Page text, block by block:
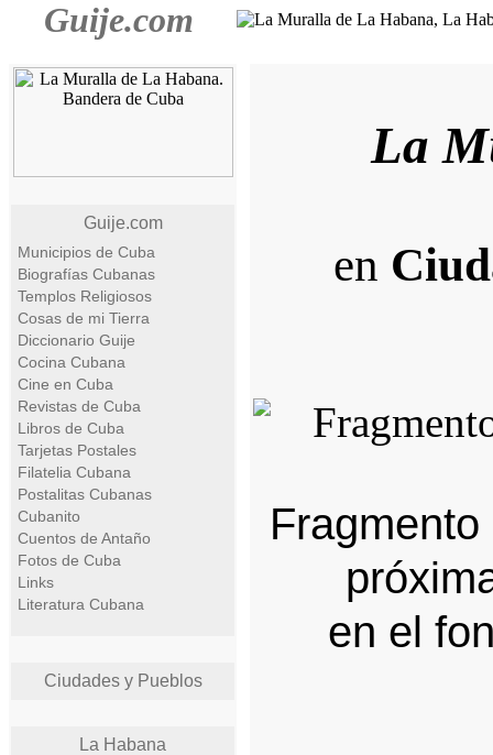
Guije.com
Guije.com
Municipios de Cuba
Biografías Cubanas
Templos Religiosos
Cosas de mi Tierra
Diccionario Guije
Cocina Cubana
Cine en Cuba
Revistas de Cuba
Libros de Cuba
Tarjetas Postales
Filatelia Cubana
Postalitas Cubanas
Cubanito
Cuentos de Antaño
Fotos de Cuba
Links
Literatura Cubana
Ciudades y Pueblos
La Habana
La
en
en el